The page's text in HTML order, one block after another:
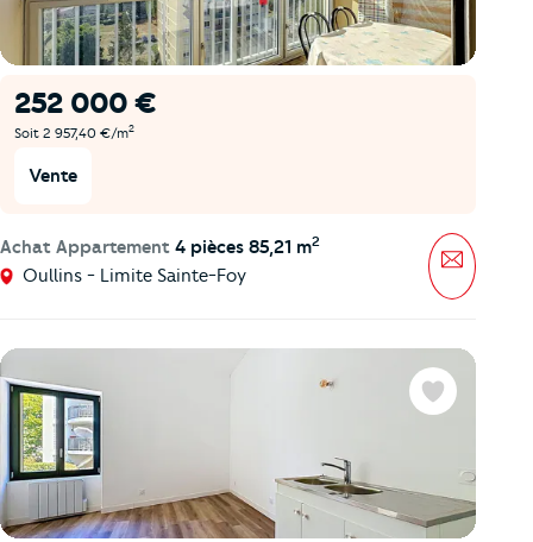
252 000 €
Soit 2 957,40 €/m2
Vente
Achat Appartement 4 pièces 85,21 m2
Oullins - Limite Sainte-Foy
Message
Favoris